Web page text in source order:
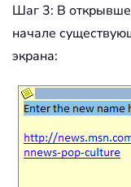
Шаг 3: В
начале
экрана: